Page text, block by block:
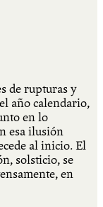
de rupturas y
año calendario,
en lo
esa ilusión
al inicio. El
solsticio, se
en